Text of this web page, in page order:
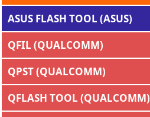
ASUS FLASH TOOL (ASUS)
QFIL (QUALCOMM)
QPST (QUALCOMM)
QFLASH TOOL (QUALCOMM)